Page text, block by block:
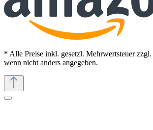
* Alle Preise inkl. gesetzl. Mehrwertsteuer zzgl.
wenn nicht anders angegeben.